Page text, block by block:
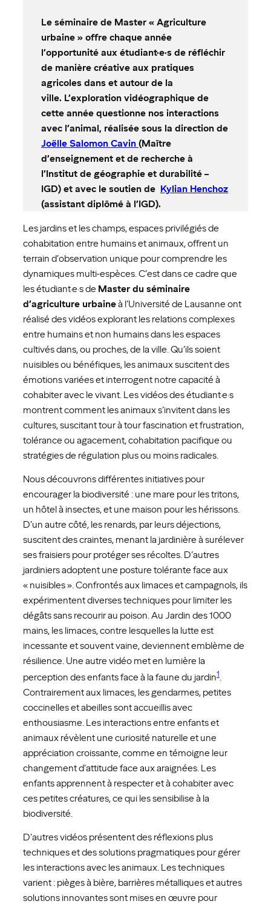
Le séminaire de Master « Agriculture
urbaine » offre chaque année
l’opportunité aux étudiant·e·s de réfléchir
de manière créative aux pratiques
agricoles dans et autour de la
ville. L’exploration vidéographique de
cette année questionne nos interactions
avec l’animal, réalisée sous la direction de
Joëlle Salomon Cavin (Maître
d’enseignement et de recherche à
l’Institut de géographie et durabilité –
IGD) et avec le soutien de Kylian Henchoz
(assistant diplômé à l’IGD).
Les jardins et les champs, espaces privilégiés de
cohabitation entre humains et animaux, offrent un
terrain d’observation unique pour comprendre les
dynamiques multi-espèces. C’est dans ce cadre que
les étudiant·e·s de Master du séminaire
d’agriculture urbaineà l’Université de Lausanne ont
réalisé des vidéos explorant les relations complexes
entre humains et non humains dans les espaces
cultivés dans, ou proches, de la ville. Qu’ils soient
nuisibles ou bénéfiques, les animaux suscitent des
émotions variées et interrogent notre capacité à
cohabiter avec le vivant. Les vidéos des étudiant·e·s
montrent comment les animaux s’invitent dans les
cultures, suscitant tour à tour fascination et frustration,
tolérance ou agacement, cohabitation pacifique ou
stratégies de régulation plus ou moins radicales.
Nous découvrons différentes initiatives pour
encourager la biodiversité : une mare pour les tritons,
un hôtel à insectes, et une maison pour les hérissons.
D’un autre côté, les renards, par leurs déjections,
suscitent des craintes, menant la jardinière à surélever
ses fraisiers pour protéger ses récoltes. D’autres
jardiniers adoptent une posture tolérante face aux
« nuisibles ». Confrontés aux limaces et campagnols, ils
expérimentent diverses techniques pour limiter les
dégâts sans recourir au poison. Au Jardin des 1000
mains, les limaces, contre lesquelles la lutte est
incessante et souvent vaine, deviennent emblème de
résilience. Une autre vidéo met en lumière la
perception des enfants face à la faune du jardin1
Contrairement aux limaces, les gendarmes, petites
coccinelles et abeilles sont accueillis avec
enthousiasme. Les interactions entre enfants et
animaux révèlent une curiosité naturelle et une
appréciation croissante, comme en témoigne leur
changement d’attitude face aux araignées. Les
enfants apprennent à respecter et à cohabiter avec
ces petites créatures, ce qui les sensibilise à la
biodiversité.
D’autres vidéos présentent des réflexions plus
techniques et des solutions pragmatiques pour gérer
les interactions avec les animaux. Les techniques
varient : pièges à bière, barrières métalliques et autres
solutions innovantes sont mises en œuvre pour